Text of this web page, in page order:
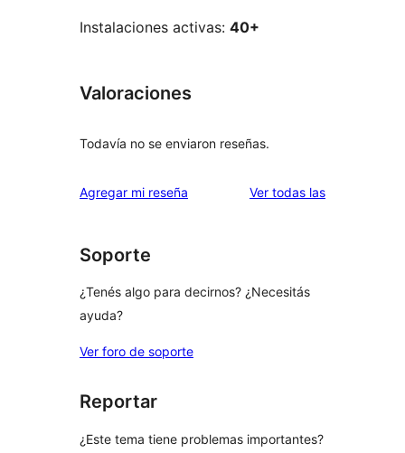
Instalaciones activas: 40+
Valoraciones
Todavía no se enviaron reseñas.
Agregar mi reseña Ver todas lasreseñas
Soporte
¿Tenés algo para decirnos? ¿Necesitás
ayuda?
Ver foro de soporte
Reportar
¿Este tema tiene problemas importantes?